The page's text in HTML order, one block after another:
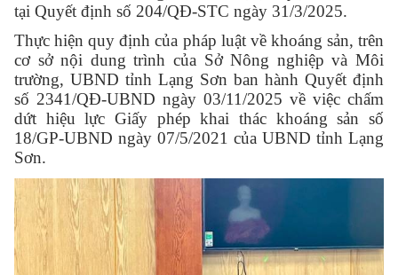
tại Quyết định số 204/QĐ-STC ngày 31/3/2025.
Thực hiện quy định của pháp luật về khoáng sản, trên
cơ sở nội dung trình của Sở Nông nghiệp và Môi
trường, UBND tỉnh Lạng Sơn ban hành Quyết định
số 2341/QĐ-UBND ngày 03/11/2025 về việc chấm
dứt hiệu lực Giấy phép khai thác khoáng sản số
18/GP-UBND ngày 07/5/2021 của UBND tỉnh Lạng
Sơn.